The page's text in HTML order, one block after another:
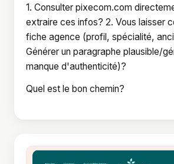
1. Consulter pixecom.com
extraire ces infos? 2. Vous laisser
fiche agence (profil, spécialité,
Générer un paragraphe plausible/
manque d'authenticité)?
Quel est le bon chemin?